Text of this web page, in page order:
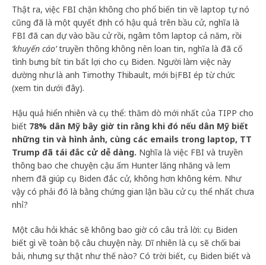
Thật ra, việc FBI chặn không cho phổ biến tin về laptop tự nó
cũng đã là một quyết định có hậu quả trên bầu cử, nghĩa là
FBI đã can dự vào bầu cử rồi, ngâm tôm laptop cả năm, rồi
‘khuyến cáo’truyền thông không nên loan tin, nghĩa là đã cố
tình bưng bít tin bất lợi cho cụ Biden. Người làm việc này
dường như là anh Timothy Thibault, mới bị FBI ép từ chức
(xem tin dưới đây).
Hậu quả hiển nhiên và cụ thể: thăm dò mới nhất của TIPP cho
biết 78% dân Mỹ bây giờ tin rằng khi đó nếu dân Mỹ biết
những tin và hình ảnh, cùng các emails trong laptop, TT
Trump đã tái đắc cử dễ dàng. Nghĩa là việc FBI và truyền
thông bao che chuyện cậu ấm Hunter lăng nhăng và lem
nhem đã giúp cụ Biden đắc cử, không hơn không kém. Như
vậy có phải đó là bằng chứng gian lận bầu cử cụ thể nhất chưa
nhỉ?
Một câu hỏi khác sẽ không bao giờ có câu trả lời: cụ Biden
biết gì về toàn bộ câu chuyện này. Dĩ nhiên là cụ sẽ chối bai
bải, nhưng sự thật như thế nào? Có trời biết, cụ Biden biết và